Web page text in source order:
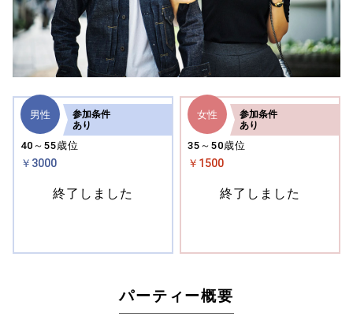
男性
40～55歳位
￥3000
参加条件
あり
終了しました
女性
35～50歳位
￥1500
参加条件
あり
終了しました
パーティー概要